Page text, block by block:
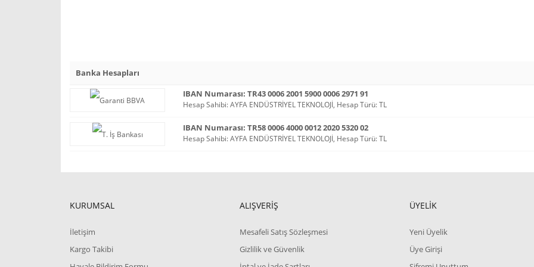
Banka Hesapları
IBAN Numarası: TR43 0006 2001 5900 0006 2971 91
Hesap Sahibi: AYFA ENDÜSTRİYEL TEKNOLOJİ, Hesap Türü: TL
IBAN Numarası: TR58 0006 4000 0012 2020 5320 02
Hesap Sahibi: AYFA ENDÜSTRİYEL TEKNOLOJİ, Hesap Türü: TL
KURUMSAL
İletişim
Kargo Takibi
ALIŞVERİŞ
Mesafeli Satış Sözleşmesi
Gizlilik ve Güvenlik
ÜYELİK
Yeni Üyelik
Üye Girişi